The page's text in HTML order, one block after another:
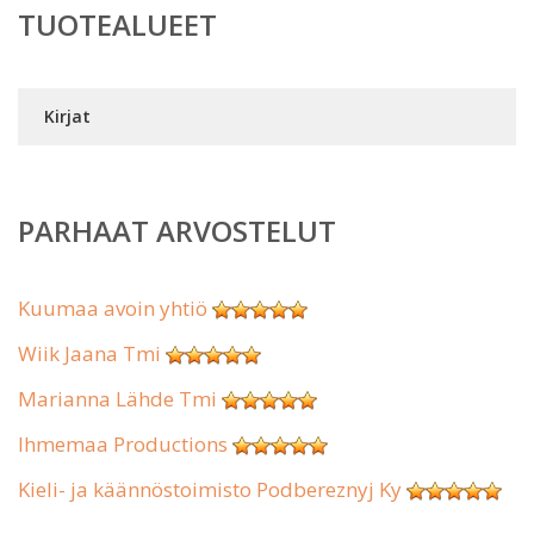
TUOTEALUEET
Kirjat
PARHAAT ARVOSTELUT
Kuumaa avoin yhtiö
Wiik Jaana Tmi
Marianna Lähde Tmi
Ihmemaa Productions
Kieli- ja käännöstoimisto Podbereznyj Ky